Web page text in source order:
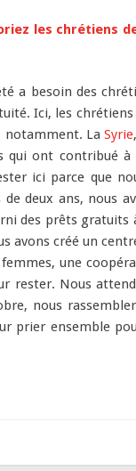
les chrétiens
a besoin des
Ici, les
notamment. La Syrie
qui ont contribué à
ici parce que
deux ans, nous
des prêts gratuits
avons créé un
une
rester. Nous
nous
prier ensemble